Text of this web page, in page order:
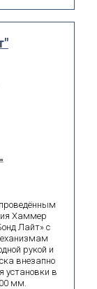
Хаммер
Лайт» с
рукой и
внезапно
установки в
мм.